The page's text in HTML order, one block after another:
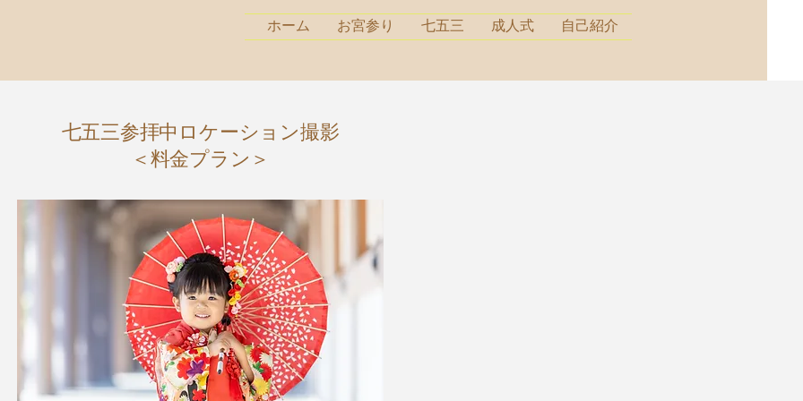
ホーム お宮参り 七五三 成人式 自己紹介
七五三参拝中ロケーション撮影
​＜料金プラン＞